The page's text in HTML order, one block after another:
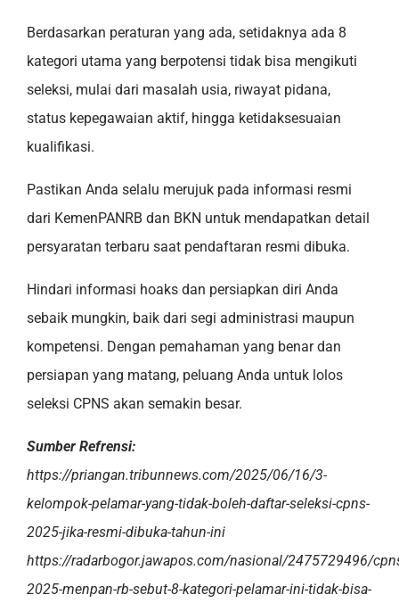
Berdasarkan peraturan yang ada, setidaknya ada 8
kategori utama yang berpotensi tidak bisa mengikuti
seleksi, mulai dari masalah usia, riwayat pidana,
status kepegawaian aktif, hingga ketidaksesuaian
kualifikasi.
Pastikan Anda selalu merujuk pada informasi resmi
dari KemenPANRB dan BKN untuk mendapatkan detail
persyaratan terbaru saat pendaftaran resmi dibuka.
Hindari informasi hoaks dan persiapkan diri Anda
sebaik mungkin, baik dari segi administrasi maupun
kompetensi. Dengan pemahaman yang benar dan
persiapan yang matang, peluang Anda untuk lolos
seleksi CPNS akan semakin besar.
Sumber Refrensi:
https://priangan.tribunnews.com/2025/06/16/3-
kelompok-pelamar-yang-tidak-boleh-daftar-seleksi-cpns-
2025-jika-resmi-dibuka-tahun-ini
https://radarbogor.jawapos.com/nasional/2475729496/
2025-menpan-rb-sebut-8-kategori-pelamar-ini-tidak-bisa-